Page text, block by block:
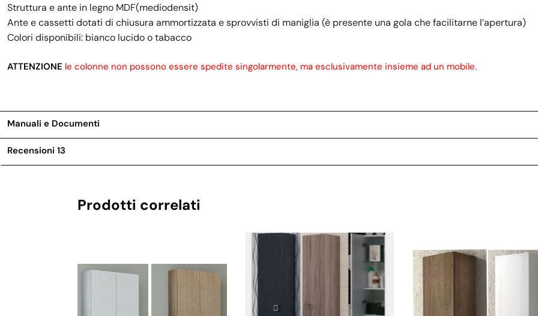
Struttura e ante in legno MDF(mediodensit)
Ante e cassetti dotati di chiusura ammortizzata e sprovvisti di maniglia (è presente una gola che facilitarne l’apertura)
Colori disponibili: bianco lucido o tabacco
ATTENZIONE le colonne non possono essere spedite singolarmente, ma esclusivamente insieme ad un mobile.
Manuali e Documenti
Recensioni 13
Prodotti correlati